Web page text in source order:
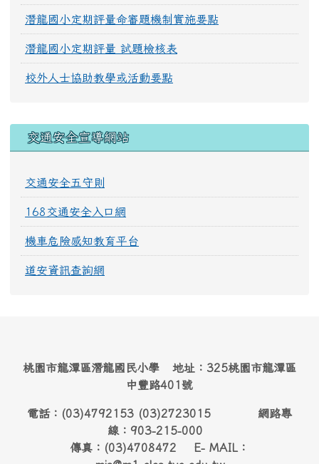
潛龍國小定期評量命審題機制實施要點
潛龍國小定期評量 試題檢核表
校外人士協助教學或活動要點
交通安全宣導網站
交通安全五守則
168交通安全入口網
機車危險感知教育平台
道安資訊查詢網
桃園市龍潭區潛龍國民小學 地址：325桃園市龍潭區
中豐路401號
電話：(03)4792153 (03)2723015 網路專
線：903-215-000
傳真：(03)4708472 E- MAIL：